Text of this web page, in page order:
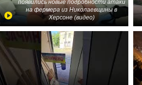
появились новые подробности атаки
на фермера из Николаевщины в
Херсоне (видео)